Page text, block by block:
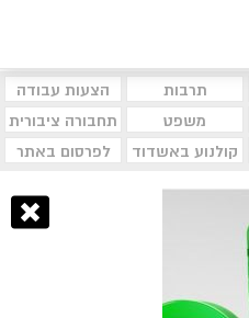
תרבות
הצעות עבודה
משפט
תחבורה ציבורית
קולנוע באשדוד לפרסום באתר